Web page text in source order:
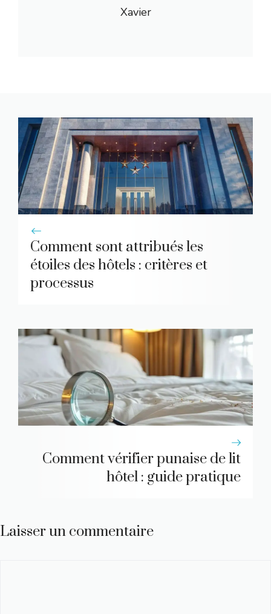
Xavier
Comment sont attribués les
étoiles des hôtels : critères et
processus
Comment vérifier punaise de lit
hôtel : guide pratique
Laisser un commentaire